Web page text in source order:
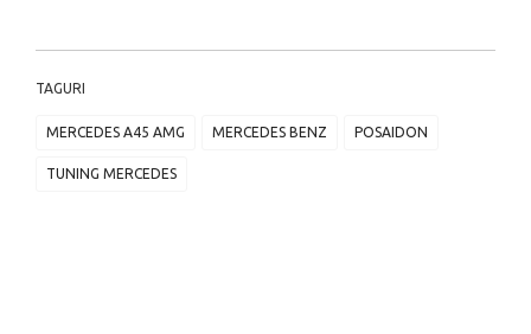
TAGURI
MERCEDES A45 AMG MERCEDES BENZ POSAIDON
TUNING MERCEDES